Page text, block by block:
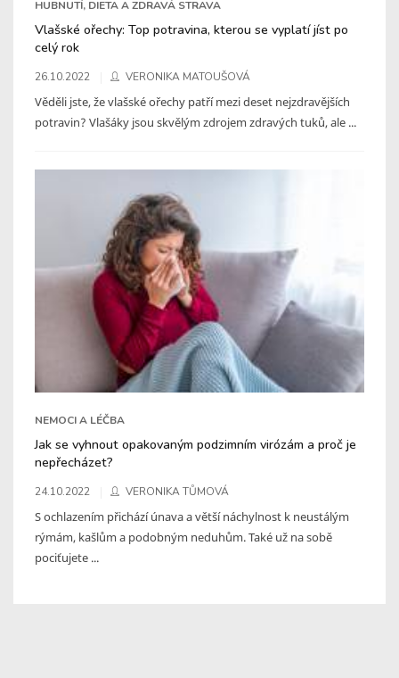
HUBNUTÍ, DIETA A ZDRAVÁ STRAVA
Vlašské ořechy: Top potravina, kterou se vyplatí jíst po
celý rok
26.10.2022 VERONIKA MATOUŠOVÁ
Věděli jste, že vlašské ořechy patří mezi deset nejzdravějších
potravin? Vlašáky jsou skvělým zdrojem zdravých tuků, ale ...
NEMOCI A LÉČBA
Jak se vyhnout opakovaným podzimním virózám a proč je
nepřecházet?
24.10.2022 VERONIKA TŮMOVÁ
S ochlazením přichází únava a větší náchylnost k neustálým
rýmám, kašlům a podobným neduhům. Také už na sobě
pociťujete ...